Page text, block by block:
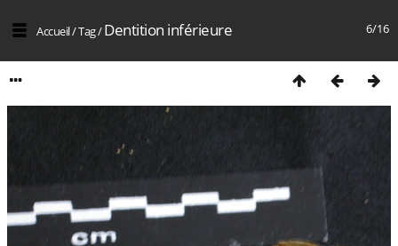
6/16
Accueil/Tag/Dentition inférieure